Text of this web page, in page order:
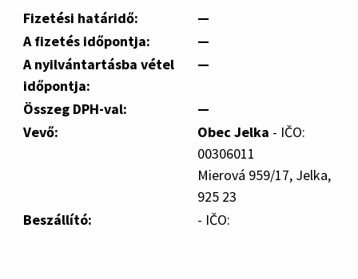
Fizetési határidő:
—
A fizetés időpontja:
—
A nyilvántartásba vétel
időpontja:
—
Összeg DPH-val:
—
Vevő:
Obec Jelka - IČO:
00306011
Mierová 959/17, Jelka,
925 23
Beszállító:
- IČO: